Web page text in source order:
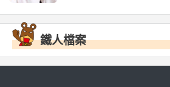
鐵人檔案